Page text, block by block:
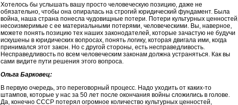
Хотелось бы услышать вашу просто человеческую позицию, даже не
обязательно, чтобы она опиралась на строгий юридический фундамент. Была
война, наша страна понесла чудовищные потери. Потери культурных ценностей,
несоизмеримые с ее материальными потерями, человеческими. Вы, наверное,
можете понять позицию тех наших законодателей, которые зачастую не будучи
искушены в юридических вопросах, понять логику, которая двигала ими, когда
принимался этот закон. Но с другой стороны, есть несправедливость.
Несправедливость по всем человеческим законам должна устраняться. Как вы
сами видите пути решения этого вопроса.
Ольга Барковец:
В первую очередь, это переговорный процесс. Надо уходить от каких-то
штампов, которые у нас за 50 лет после окончания войны сложились в голове.
Да, конечно СССР потерял огромное количество культурных ценностей,